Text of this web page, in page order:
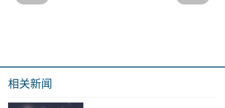
相关新闻